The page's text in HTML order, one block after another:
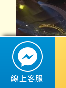
線上客服